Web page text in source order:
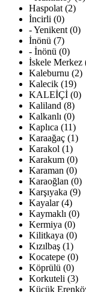
Haspolat (2)
İncirli (0)
- Yenikent (0)
İnönü (7)
- İnönü (0)
İskele Merkez
Kaleburnu (2)
Kalecik (19)
KALEİÇİ (0)
Kaliland (8)
Kalkanlı (0)
Kaplıca (11)
Karaağaç (1)
Karakol (1)
Karakum (0)
Karaman (0)
Karaoğlan (0)
Karşıyaka (9)
Kayalar (4)
Kaymaklı (0)
Kermiya (0)
Kilitkaya (0)
Kızılbaş (1)
Kocatepe (0)
Köprülü (0)
Korkuteli (3)
Küçük